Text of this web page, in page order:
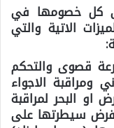
كل خصومها في
الاتية والتي
قصوى والتحكم
ومراقبة الاجواء
او البحر لمراقبة
فرض سيطرتها على